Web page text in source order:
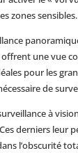
zones sensibles.
offrent une vue
pour les
de
à
derniers leur
l’obscurité